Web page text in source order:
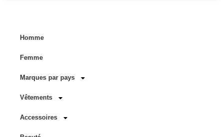
Homme
Femme
Marques par pays
Vêtements
Accessoires